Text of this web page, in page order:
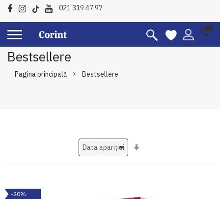
021 319 47 97
Bestsellere
Pagina principală Bestsellere
-20%